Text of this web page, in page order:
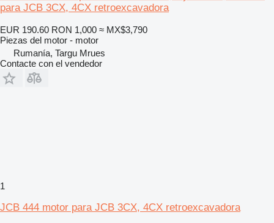
para JCB 3CX, 4CX retroexcavadora
EUR 190.60 RON 1,000 ≈ MX$3,790
Piezas del motor - motor
Rumanía, Targu Mrues
Contacte con el vendedor
1
JCB 444 motor para JCB 3CX, 4CX retroexcavadora